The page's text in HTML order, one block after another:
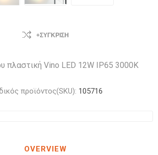
+ΣΎΓΚΡΙΣΗ
πλαστική Vino LED 12W IP65 3000K
προϊόντος(SKU): 105716
OVERVIEW